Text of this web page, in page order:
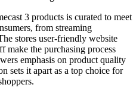
3 products is curated to meet
from streaming
stores user-friendly website
make the purchasing process
emphasis on product quality
sets it apart as a top choice for